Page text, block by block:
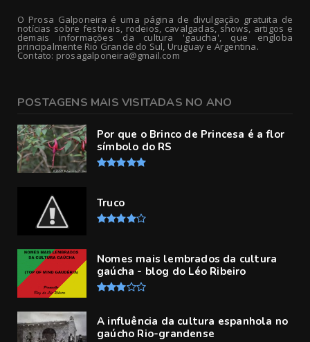
O Prosa Galponeira é uma página de divulgação gratuita de
notícias sobre festivais, rodeios, cavalgadas, shows, artigos e
demais informações da cultura 'gaucha', que engloba
principalmente Rio Grande do Sul, Uruguay e Argentina.
Contato: prosagalponeira@gmail.com
POSTAGENS MAIS VISITADAS NO ANO
Por que o Brinco de Princesa é a flor
símbolo do RS
Truco
Nomes mais lembrados da cultura
gaúcha - blog do Léo Ribeiro
A influência da cultura espanhola no
gaúcho Rio-grandense